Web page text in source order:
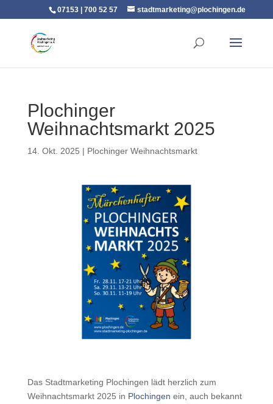
07153 | 700 52 57 stadtmarketing@plochingen.de
Plochinger
Weihnachtsmarkt 2025
14. Okt. 2025 | Plochinger Weihnachtsmarkt
Das Stadtmarketing Plochingen lädt herzlich zum
Weihnachtsmarkt 2025 in Plochingen ein, auch bekannt